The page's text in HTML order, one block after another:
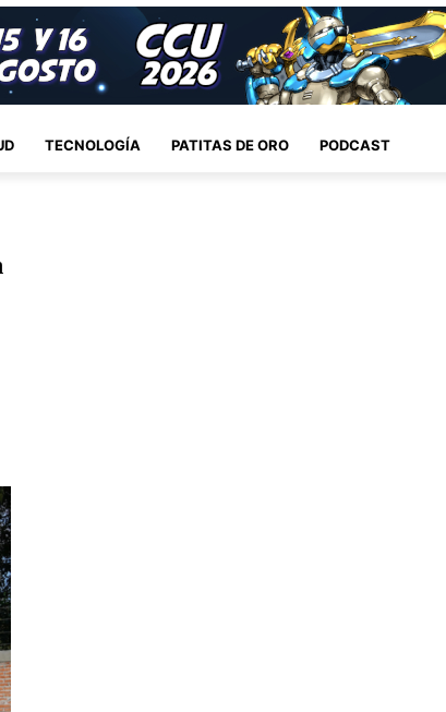
TECNOLOGÍA PATITAS DE ORO PODCAST